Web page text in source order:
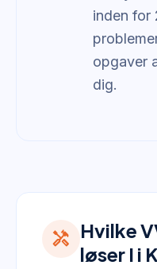
inden for
opgaver
dig.
handyman Hvilke
løser I i